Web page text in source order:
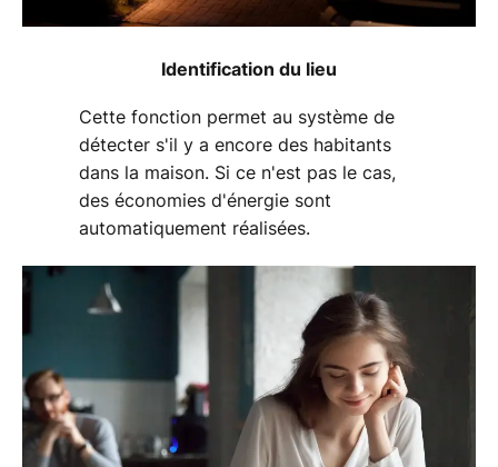
Identification du lieu
Cette fonction permet au système de
détecter s'il y a encore des habitants
dans la maison. Si ce n'est pas le cas,
des économies d'énergie sont
automatiquement réalisées.